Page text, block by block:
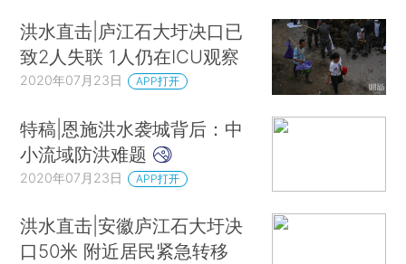
洪水直击|庐江石大圩决口已
致2人失联 1人仍在ICU观察
2020年07月23日 APP打开
特稿|恩施洪水袭城背后：中
小流域防洪难题
2020年07月23日 APP打开
洪水直击|安徽庐江石大圩决
口50米 附近居民紧急转移